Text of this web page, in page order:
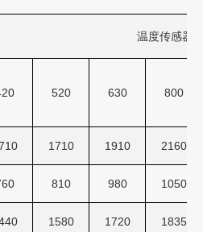
温度传感器
520 630 800
1710 1910 2160
810 980 1050
1580 1720 1835